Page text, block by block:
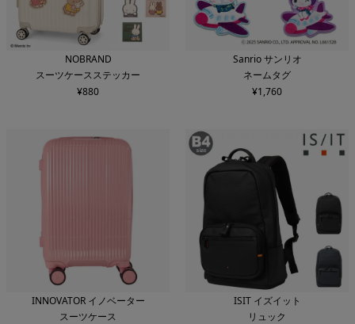
NOBRAND
スーツケースステッカー
¥880
Sanrio サンリオ
ネームタグ
¥1,760
INNOVATOR イノベーター
スーツケース
ISIT イズイット
リュック